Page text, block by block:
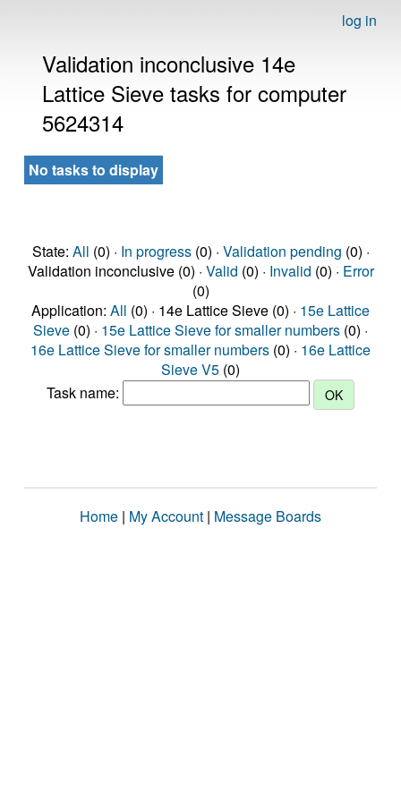
log in
Validation inconclusive 14e
Lattice Sieve tasks for computer
5624314
No tasks to display
State: All (0) · In progress(0) · Validation pending (0) ·
Validation inconclusive (0) · Valid (0) · Invalid (0) · Error
(0)
Application: All (0) · 14e Lattice Sieve (0) · 15e Lattice
Sieve (0) · 15e Lattice Sieve for smaller numbers (0) ·
16e Lattice Sieve for smaller numbers (0) · 16e Lattice
Sieve V5 (0)
Task name:
Home | My Account | Message Boards